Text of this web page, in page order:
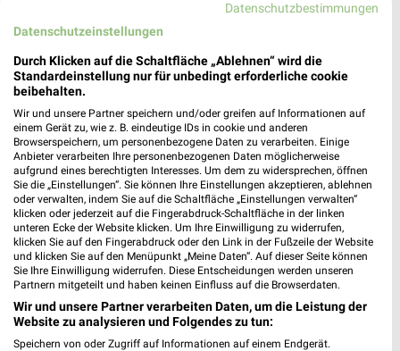
EP:Schrezenmeier Leingarten
Eppinger Str. 9
74211 Leingarten
Heute 09:00 - 18:30 Uhr | Geschlossen
480,97 km • Angebote: 2 Prospekte
MediaMarkt Saturn Backnang
Sulzbacher Str. 130
71522 Backnang
Heute 10:00 - 19:00 Uhr | Geschlossen
485,02 km • Angebote: 1 Prospekt
EURONICS Rembold Kirchheim
Datenschutzbestimmungen
Datenschutzeinstellungen
Durch Klicken auf die Schaltfläche „Ablehnen“ wird die
Standardeinstellung nur für unbedingt erforderliche cookie
beibehalten.
Wir und unsere Partner speichern und/oder greifen auf Informationen auf
einem Gerät zu, wie z. B. eindeutige IDs in cookie und anderen
Browserspeichern, um personenbezogene Daten zu verarbeiten. Einige
Anbieter verarbeiten Ihre personenbezogenen Daten möglicherweise
aufgrund eines berechtigten Interesses. Um dem zu widersprechen, öffnen
Sie die „Einstellungen“. Sie können Ihre Einstellungen akzeptieren, ablehnen
oder verwalten, indem Sie auf die Schaltfläche „Einstellungen verwalten“
klicken oder jederzeit auf die Fingerabdruck-Schaltfläche in der linken
unteren Ecke der Website klicken. Um Ihre Einwilligung zu widerrufen,
klicken Sie auf den Fingerabdruck oder den Link in der Fußzeile der Website
und klicken Sie auf den Menüpunkt „Meine Daten“. Auf dieser Seite können
Sie Ihre Einwilligung widerrufen. Diese Entscheidungen werden unseren
Partnern mitgeteilt und haben keinen Einfluss auf die Browserdaten.
Wir und unsere Partner verarbeiten Daten, um die Leistung der
Website zu analysieren und Folgendes zu tun:
Speichern von oder Zugriff auf Informationen auf einem Endgerät.